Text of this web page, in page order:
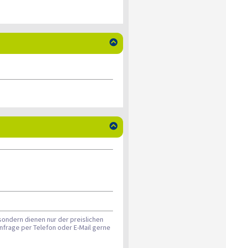


dienen nur der preislichen
per Telefon oder E-Mail gerne